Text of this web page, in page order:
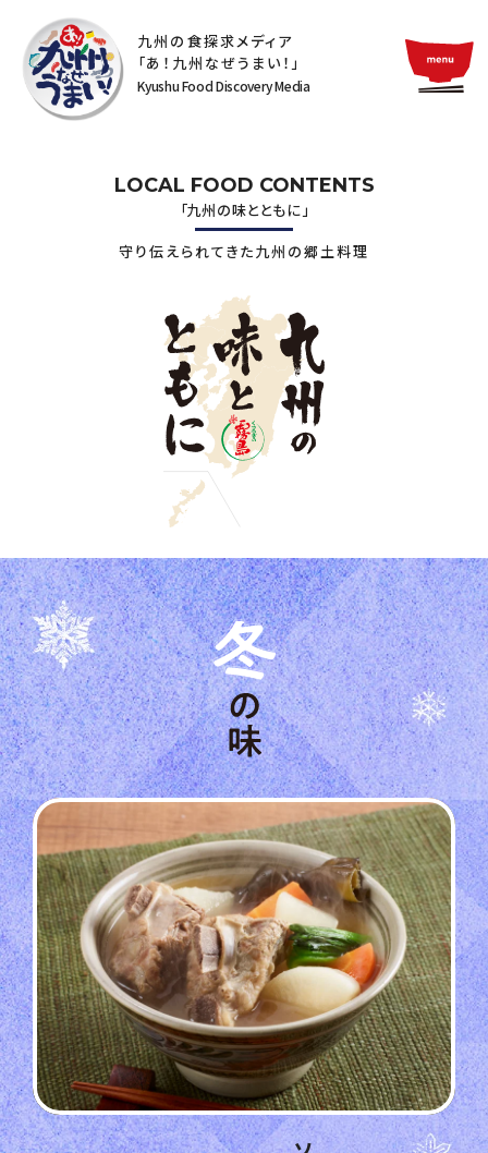
九州の食探求メディア
「あ！九州なぜうまい！」
Kyushu Food Discovery Media
LOCAL FOOD CONTENTS
「九州の味とともに」
守り伝えられてきた九州の郷土料理